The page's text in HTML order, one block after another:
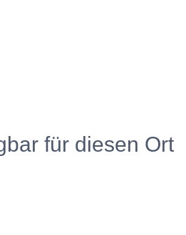
für diesen Ort